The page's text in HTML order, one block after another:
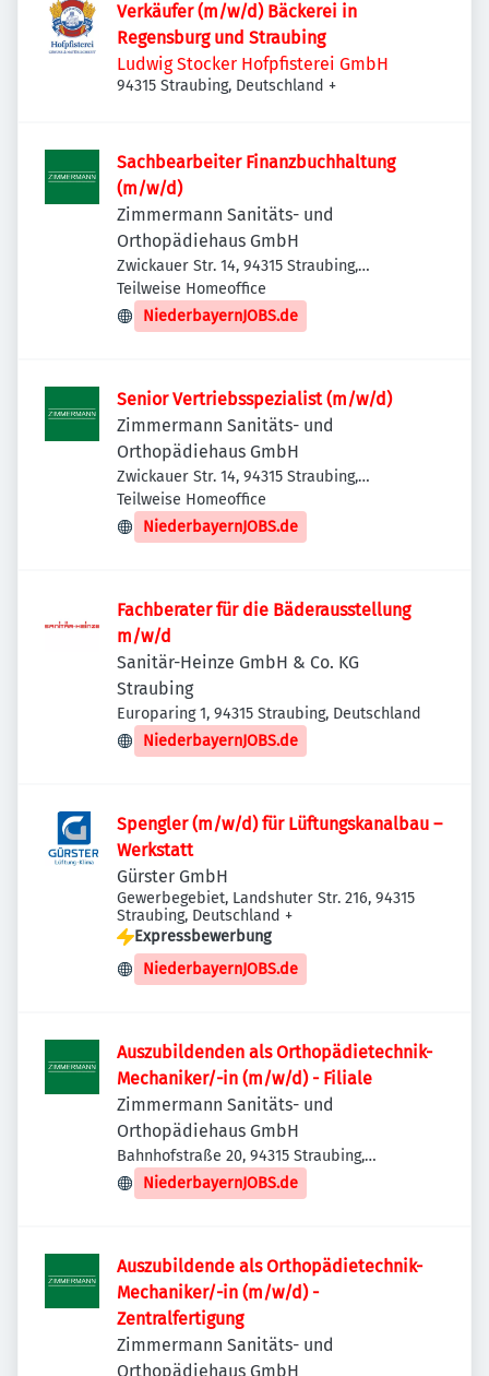
Verkäufer (m/w/d) Bäckerei in
Regensburg und Straubing
Ludwig Stocker Hofpfisterei GmbH
94315 Straubing, Deutschland +
Sachbearbeiter Finanzbuchhaltung
(m/w/d)
Zimmermann Sanitäts- und
Orthopädiehaus GmbH
Zwickauer Str. 14, 94315 Straubing,
Deutschland
Teilweise Homeoffice
NiederbayernJOBS.de
Senior Vertriebsspezialist (m/w/d)
Zimmermann Sanitäts- und
Orthopädiehaus GmbH
Zwickauer Str. 14, 94315 Straubing,
Deutschland
Teilweise Homeoffice
NiederbayernJOBS.de
Fachberater für die Bäderausstellung
m/w/d
Sanitär-Heinze GmbH & Co. KG
Straubing
Europaring 1, 94315 Straubing, Deutschland
NiederbayernJOBS.de
Spengler (m/w/d) für Lüftungskanalbau –
Werkstatt
Gürster GmbH
Gewerbegebiet, Landshuter Str. 216, 94315
Straubing, Deutschland +
Expressbewerbung
NiederbayernJOBS.de
Auszubildenden als Orthopädietechnik-
Mechaniker/-in (m/w/d) - Filiale
Zimmermann Sanitäts- und
Orthopädiehaus GmbH
Bahnhofstraße 20, 94315 Straubing,
Deutschland
NiederbayernJOBS.de
Auszubildende als Orthopädietechnik-
Mechaniker/-in (m/w/d) -
Zentralfertigung
Zimmermann Sanitäts- und
Orthopädiehaus GmbH